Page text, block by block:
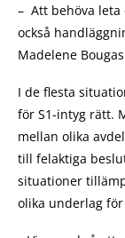
– Att behöva
också
Madelene
I de flesta
för S1-intyg rätt.
mellan olika
till felaktiga
situationer
olika underlag